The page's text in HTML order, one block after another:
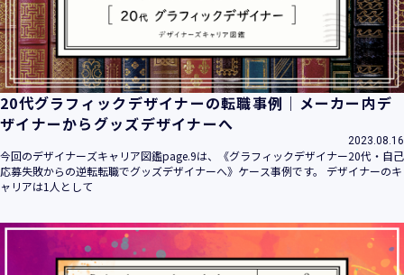
めた行動規範に基づき、社会的使命を十分に認識し、本人の
権利の保護、個人情報に関する法規制等を遵守致します。
また、以下に示す方針を具現化するための個人情報保護マネ
ジメントシステムを構築し、最新のＩＴ技術の動向、社会的
要請の変化、経営環境の変動等を常に認識しながら、その継
続的改善に、全社を挙げて取り組むことをここに宣言致しま
す。
当社は、事業の目的に適切な個人情報の取得・利用及び提供
を行い、特定された利用目的の達成に必要な範囲を超えた個
人情報の取扱いを行いません。また、そのための措置を講じ
当社は個人情報の取扱いに関する法令、国が定める指針その
他の規範を遵守致します。
当社は個人情報の漏えい、滅失、き損などのリスクに対して
20代グラフィックデザイナーの転職事例｜メーカー内デ
ザイナーからグッズデザイナーへ
2023.08.16
今回のデザイナーズキャリア図鑑page.9は、《グラフィックデザイナー20代・自己
応募失敗からの逆転転職でグッズデザイナーへ》ケース事例です。 デザイナーのキ
ャリアは1人として